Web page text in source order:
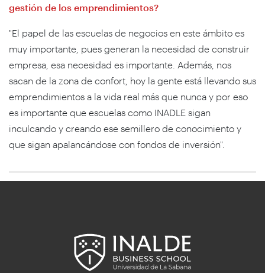
gestión de los emprendimientos?
"El papel de las escuelas de negocios en este ámbito es
muy importante, pues generan la necesidad de construir
empresa, esa necesidad es importante. Además, nos
sacan de la zona de confort, hoy la gente está llevando sus
emprendimientos a la vida real más que nunca y por eso
es importante que escuelas como INADLE sigan
inculcando y creando ese semillero de conocimiento y
que sigan apalancándose con fondos de inversión".